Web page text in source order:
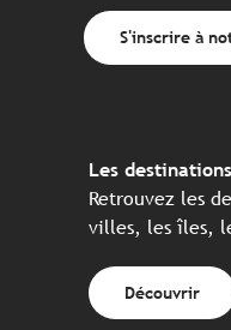
S'inscrire à
Les destinations
Retrouvez les
villes, les îles,
Découvrir